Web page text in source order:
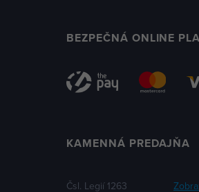
BEZPEČNÁ ONLINE
KAMENNÁ PREDAJŇA
Čsl. Legií 1263